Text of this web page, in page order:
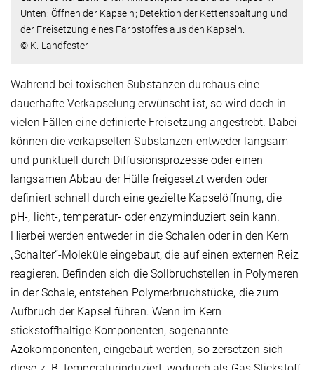
Unten: Öffnen der Kapseln; Detektion der Kettenspaltung und
der Freisetzung eines Farbstoffes aus den Kapseln.
© K. Landfester
Während bei toxischen Substanzen durchaus eine
dauerhafte Verkapselung erwünscht ist, so wird doch in
vielen Fällen eine definierte Freisetzung angestrebt. Dabei
können die verkapselten Substanzen entweder langsam
und punktuell durch Diffusionsprozesse oder einen
langsamen Abbau der Hülle freigesetzt werden oder
definiert schnell durch eine gezielte Kapselöffnung, die
pH-, licht-, temperatur- oder enzyminduziert sein kann.
Hierbei werden entweder in die Schalen oder in den Kern
„Schalter“-Moleküle eingebaut, die auf einen externen Reiz
reagieren. Befinden sich die Sollbruchstellen in Polymeren
in der Schale, entstehen Polymerbruchstücke, die zum
Aufbruch der Kapsel führen. Wenn im Kern
stickstoffhaltige Komponenten, sogenannte
Azokomponenten, eingebaut werden, so zersetzen sich